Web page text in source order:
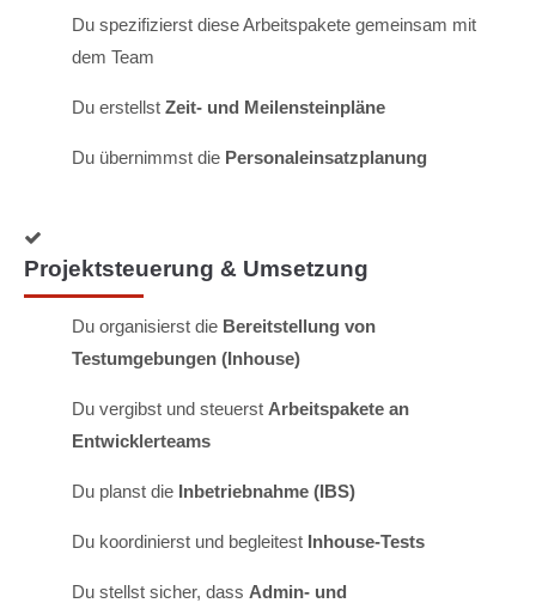
Du spezifizierst diese Arbeitspakete gemeinsam mit
dem Team
Du erstellst Zeit- und Meilensteinpläne
Du übernimmst die Personaleinsatzplanung
Projektsteuerung & Umsetzung
Du organisierst die Bereitstellung von
Testumgebungen (Inhouse)
Du vergibst und steuerst Arbeitspakete an
Entwicklerteams
Du planst die Inbetriebnahme (IBS)
Du koordinierst und begleitest Inhouse-Tests
Du stellst sicher, dass Admin- und